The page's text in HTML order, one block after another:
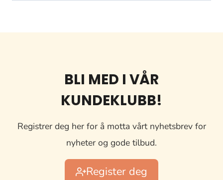
BLI MED I VÅR
KUNDEKLUBB!
Registrer deg her for å motta vårt nyhetsbrev for
nyheter og gode tilbud.
Register deg